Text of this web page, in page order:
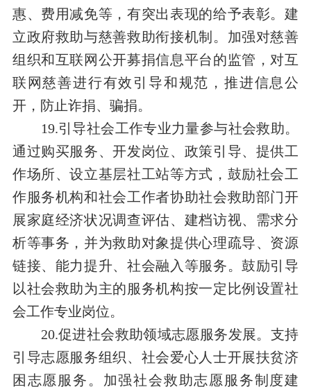
惠、费用减免等，有突出表现的给予表彰。建
立政府救助与慈善救助衔接机制。加强对慈善
组织和互联网公开募捐信息平台的监管，对互
联网慈善进行有效引导和规范，推进信息公
开，防止诈捐、骗捐。
19.引导社会工作专业力量参与社会救助。
通过购买服务、开发岗位、政策引导、提供工
作场所、设立基层社工站等方式，鼓励社会工
作服务机构和社会工作者协助社会救助部门开
展家庭经济状况调查评估、建档访视、需求分
析等事务，并为救助对象提供心理疏导、资源
链接、能力提升、社会融入等服务。鼓励引导
以社会救助为主的服务机构按一定比例设置社
会工作专业岗位。
20.促进社会救助领域志愿服务发展。支持
引导志愿服务组织、社会爱心人士开展扶贫济
困志愿服务。加强社会救助志愿服务制度建